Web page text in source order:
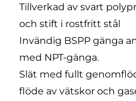
Tillverkad av svart
och stift i rostfritt stål
Invändig BSPP gänga
med NPT-gänga.
Slät med fullt
flöde av vätskor och